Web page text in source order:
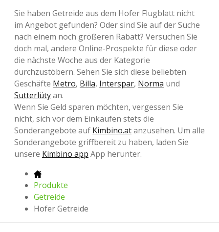
Sie haben Getreide aus dem Hofer Flugblatt nicht
im Angebot gefunden? Oder sind Sie auf der Suche
nach einem noch größeren Rabatt? Versuchen Sie
doch mal, andere Online-Prospekte für diese oder
die nächste Woche aus der Kategorie
durchzustöbern. Sehen Sie sich diese beliebten
Geschäfte Metro, Billa, Interspar, Norma und
Sutterlütyan.
Wenn Sie Geld sparen möchten, vergessen Sie
nicht, sich vor dem Einkaufen stets die
Sonderangebote auf Kimbino.atanzusehen. Um alle
Sonderangebote griffbereit zu haben, laden Sie
unsere Kimbino app App herunter.
Produkte
Getreide
Hofer Getreide